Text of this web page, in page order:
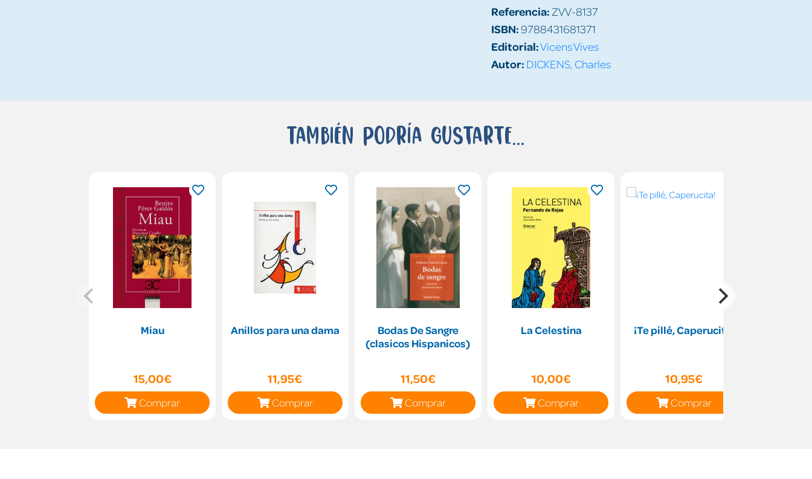
Referencia: ZVV-8137
ISBN:9788431681371
Editorial:Vicens Vives
Autor: DICKENS, Charles
También podría gustarte...
Miau
15,00€
Comprar
Anillos para una dama
11,95€
Comprar
Bodas De Sangre
(clasicos Hispanicos)
11,50€
Comprar
La Celestina
10,00€
Comprar
¡Te pillé, Caperucita!
10,95€
Comprar